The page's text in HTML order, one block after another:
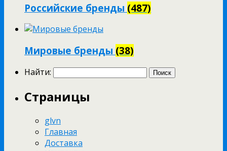
Российские бренды (487)
Мировые бренды (38)
Найти:
Страницы
glvn
Главная
Доставка